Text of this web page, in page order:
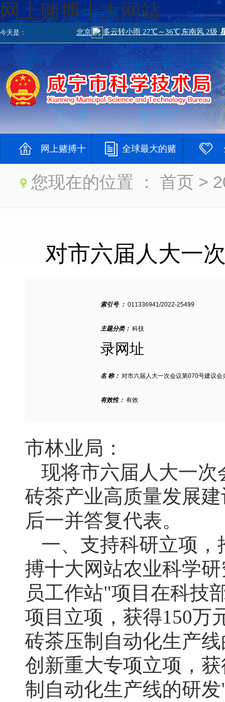
网上赌搏十大网站
今天是：
网上赌搏十
大网站
全球最大的赌
钱网 大登录网
您现在的位置 ： 首页 >
对市六届人大一
索引号 ： 011336941/2022-25499
主题分类： 科技
录网址
名 称： 对市六届人大一次会议第070号建议会
有效性： 有效
市林业局：
现将市六届人大一次
砖茶产业高质量发展
后一并答复代表。
一、支持科研立项
搏十大网站农业科学
员工作站"项目在科技
项目立项，获得150万
砖茶压制自动化生产
创新重大专项立项，
制自动化生产线的研